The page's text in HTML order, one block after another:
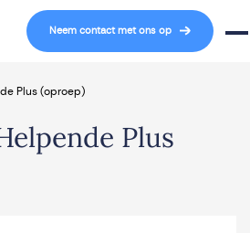
Neem contact met ons op
Plus (oproep)
Plus